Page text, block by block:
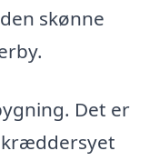
skønne
Det er